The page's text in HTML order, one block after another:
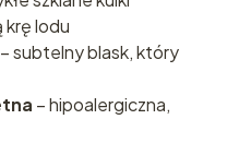
krę lodu
– subtelny blask, który
– hipoalergiczna,